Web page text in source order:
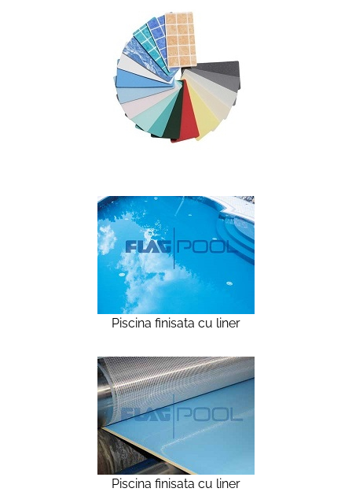
Piscina finisata cu liner
Piscina finisata cu liner